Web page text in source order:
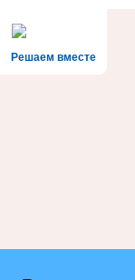
Решаем вместе